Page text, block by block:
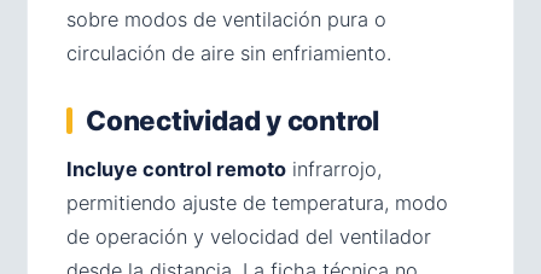
sobre modos de ventilación pura o
circulación de aire sin enfriamiento.
Conectividad y control
Incluye control remoto infrarrojo,
permitiendo ajuste de temperatura, modo
de operación y velocidad del ventilador